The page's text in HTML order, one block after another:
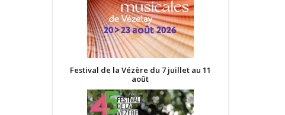
Festival de la Vézère du 7 juillet au 11
août